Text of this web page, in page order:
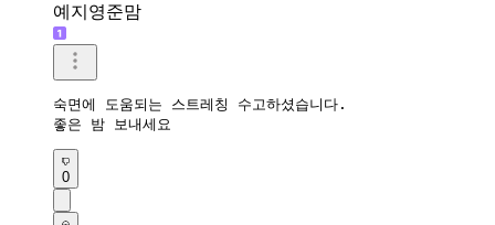
예지영준맘
숙면에 도움되는 스트레칭 수고하셨습니다.
좋은 밤 보내세요
0